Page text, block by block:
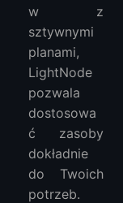
w z
sztywnymi
planami,
LightNode
pozwala
dostosowa
ć zasoby
dokładnie
do Twoich
potrzeb.